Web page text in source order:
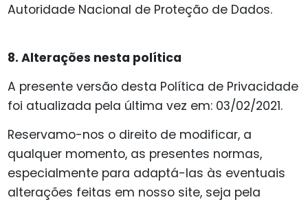
Autoridade Nacional de Proteção de Dados.
8. Alterações nesta política
A presente versão desta Política de Privacidade
foi atualizada pela última vez em: 03/02/2021.
Reservamo-nos o direito de modificar, a
qualquer momento, as presentes normas,
especialmente para adaptá-las às eventuais
alterações feitas em nosso site, seja pela